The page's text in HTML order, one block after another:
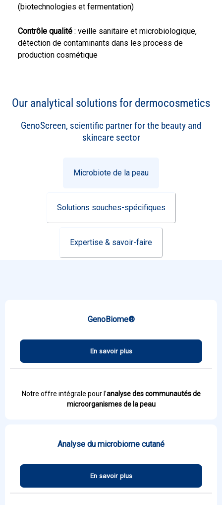
(biotechnologies et fermentation)
Contrôle qualité : veille sanitaire et microbiologique,
détection de contaminants dans les process de
production cosmétique
Our analytical solutions for dermocosmetics
GenoScreen, scientific partner for the beauty and
skincare sector
Microbiote de la peau
Solutions souches-spécifiques
Expertise & savoir-faire
GenoBiome®
En savoir plus
Notre offre intégrale pour l’analyse des communautés de
microorganismes de la peau
Analyse du microbiome cutané
En savoir plus